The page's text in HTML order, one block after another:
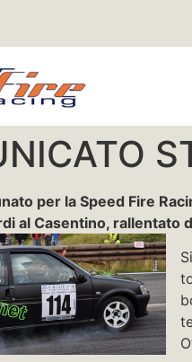
per la Speed Fire
al Casentino, rallentato